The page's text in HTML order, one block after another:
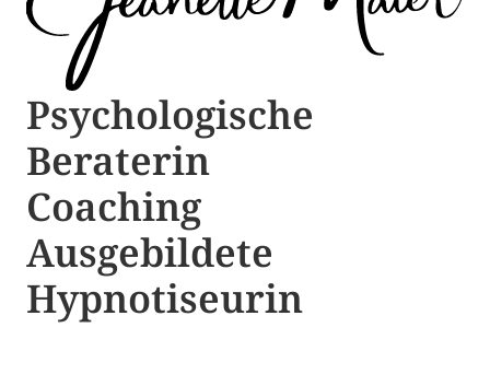
Psychologische ​​
Beraterin
Coaching
Ausgebildete​ ​
Hypnotiseurin